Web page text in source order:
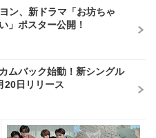
ン、新ドラマ「お坊ちゃ
」ポスター公開！
ムバック始動！新シングル
20日リリース